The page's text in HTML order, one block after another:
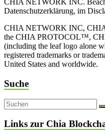
CHIA NETWORK INC.
Datenschutzerklärung, im
CHIA NETWORK INC,
the CHIA PROTOCOL™,
(including the leaf logo alone
registered trademarks or
United States and worldwide.
Suche
Links zur Chia